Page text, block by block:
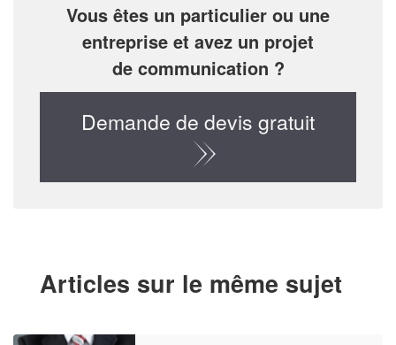
Vous êtes un particulier ou une
entreprise et avez un projet
de communication ?
Demande de devis gratuit
Articles sur le même sujet